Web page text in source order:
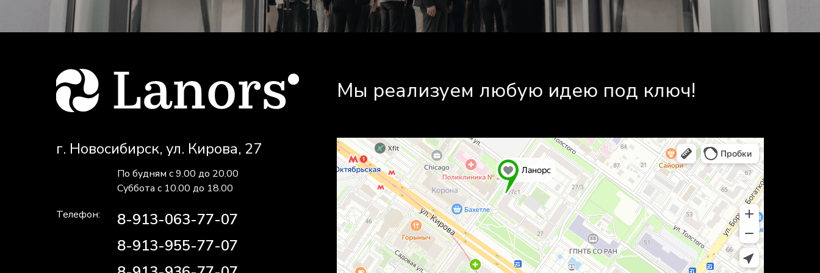
г. Новосибирск, ул. Кирова, 27
Телефон:
По будням с 9.00 до 20.00
Суббота с 10.00 до 18.00
Мы реализуем любую идею под ключ!
8-913-063-77-07
8-913-955-77-07